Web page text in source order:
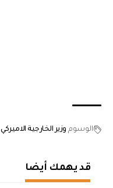
الوسوم وزير الخارجية الاميركي
قد يهمك أيضا